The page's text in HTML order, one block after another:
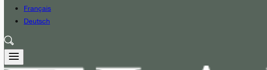
Français
Deutsch